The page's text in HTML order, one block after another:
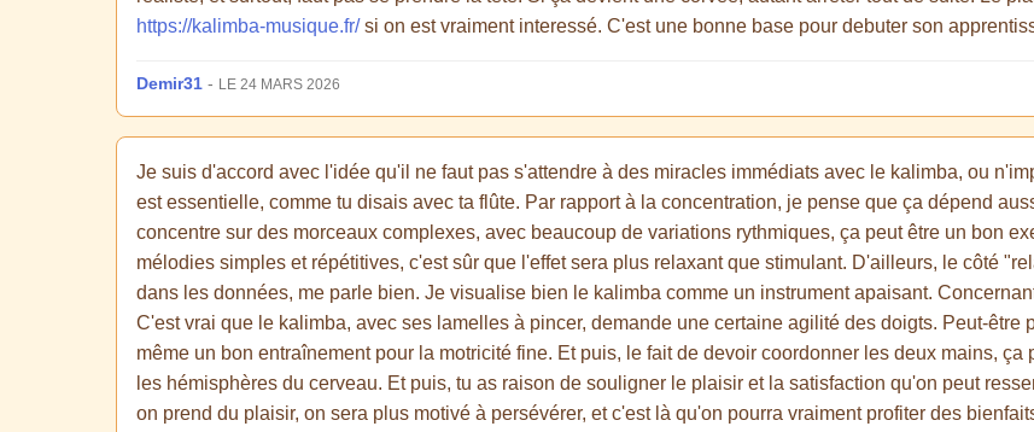
https://kalimba-musique.fr/si on est vraiment interessé. C'est une bonne base pour debuter son
Demir31 - LE 24 MARS 2026
Je suis d'accord avec l'idée qu'il ne faut pas s'attendre à des miracles immédiats avec le kalimba, ou
est essentielle, comme tu disais avec ta flûte. Par rapport à la concentration, je pense que ça dépend
concentre sur des morceaux complexes, avec beaucoup de variations rythmiques, ça peut être un bon
mélodies simples et répétitives, c'est sûr que l'effet sera plus relaxant que stimulant. D'ailleurs, le côté
dans les données, me parle bien. Je visualise bien le kalimba comme un instrument apaisant.
C'est vrai que le kalimba, avec ses lamelles à pincer, demande une certaine agilité des doigts. Peut-être
même un bon entraînement pour la motricité fine. Et puis, le fait de devoir coordonner les deux mains,
les hémisphères du cerveau. Et puis, tu as raison de souligner le plaisir et la satisfaction qu'on peut
on prend du plaisir, on sera plus motivé à persévérer, et c'est là qu'on pourra vraiment profiter des